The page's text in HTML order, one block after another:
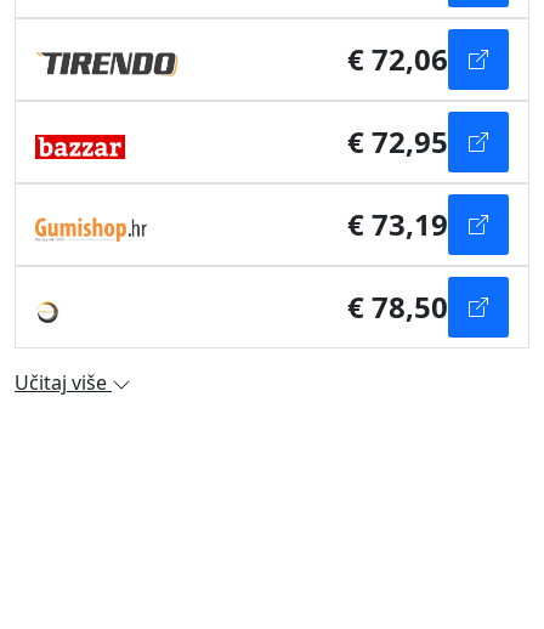
€ 72,06
€ 72,95
€ 73,19
€ 78,50
Učitaj više